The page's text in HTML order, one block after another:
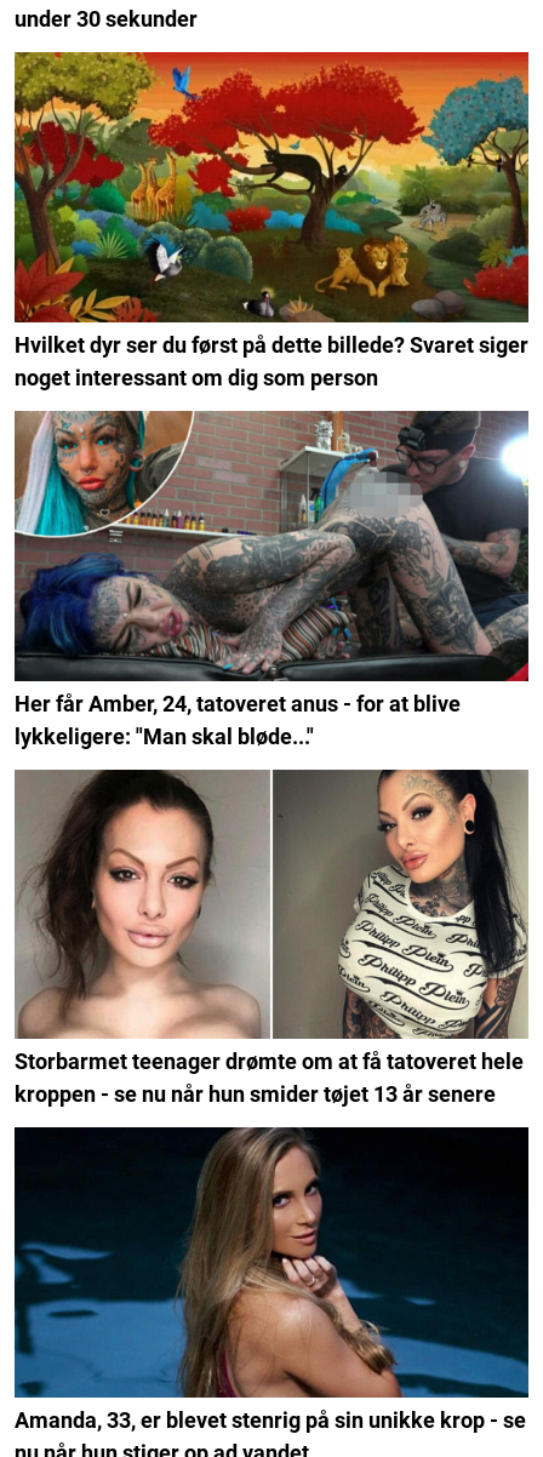
under 30 sekunder
Hvilket dyr ser du først på dette billede? Svaret siger
noget interessant om dig som person
Her får Amber, 24, tatoveret anus - for at blive
lykkeligere: "Man skal bløde..."
Storbarmet teenager drømte om at få tatoveret hele
kroppen - se nu når hun smider tøjet 13 år senere
Amanda, 33, er blevet stenrig på sin unikke krop - se